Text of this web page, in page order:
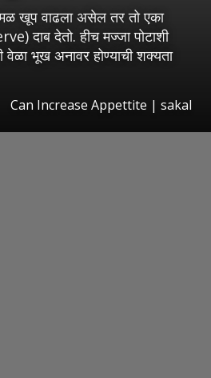
खूप वाढला असेल तर तो एका
दाब देतो. हीच मज्जा पोटाशी
भूख अनावर होण्याची शक्यता
Can Increase Appettite | sakal